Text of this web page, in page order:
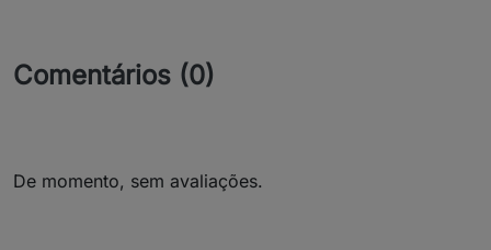
Comentários (0)
De momento, sem avaliações.